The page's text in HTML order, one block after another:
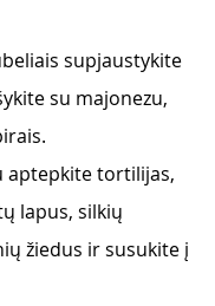
supjaustykite
su majonezu,
aptepkite tortilijas,
lapus, silkių
žiedus ir susukite į